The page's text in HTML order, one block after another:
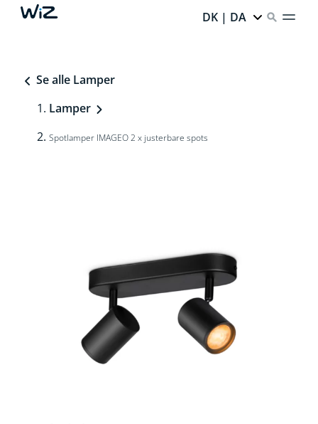
DK | DA
Se alle Lamper
Lamper
Spotlamper IMAGEO 2 x justerbare spots